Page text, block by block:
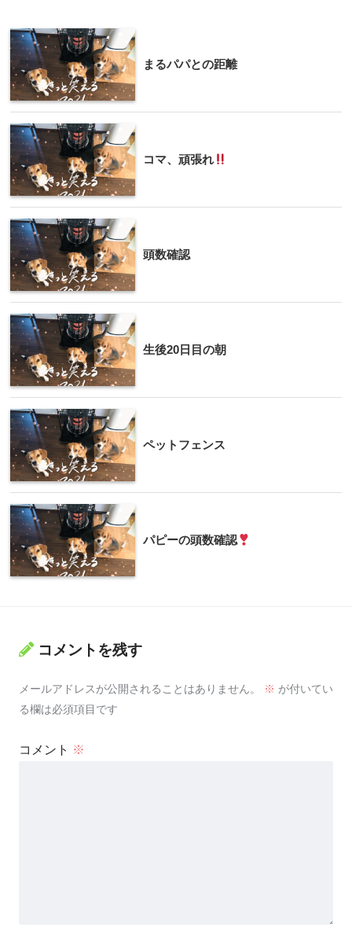
まるパパとの距離
コマ、頑張れ
頭数確認
生後20日目の朝
ペットフェンス
パピーの頭数確認
コメントを残す
メールアドレスが公開されることはありません。 ※ が付いてい
る欄は必須項目です
コメント ※